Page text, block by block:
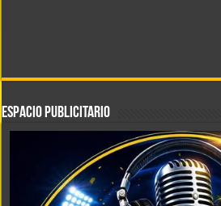
ESPACIO PUBLICITARIO